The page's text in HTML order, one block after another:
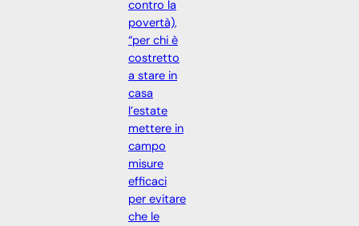
contro la
povertà),
“per chi è
costretto
a stare in
casa
l’estate
mettere in
campo
misure
efficaci
per evitare
che le